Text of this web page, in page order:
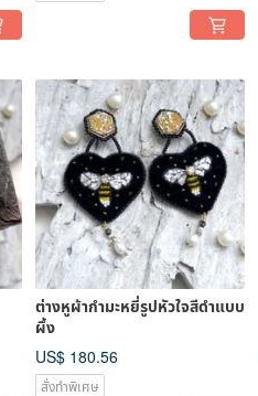
ต่างหูผ้ากำมะหยี่รูปหัวใจสีดำแบบ
ผึ้ง
US$ 180.56
สั่งทำพิเศษ